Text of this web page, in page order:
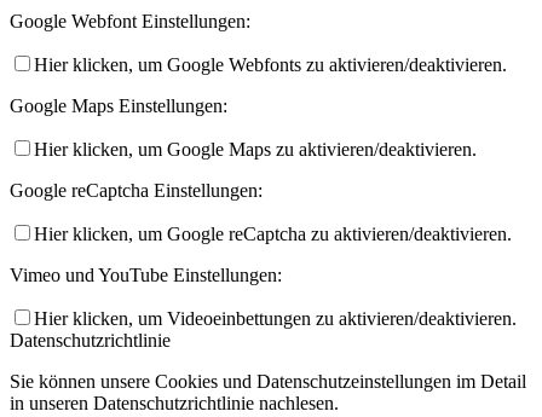
Google Webfont Einstellungen:
Hier klicken, um Google Webfonts zu aktivieren/deaktivieren.
Google Maps Einstellungen:
Hier klicken, um Google Maps zu aktivieren/deaktivieren.
Google reCaptcha Einstellungen:
Hier klicken, um Google reCaptcha zu aktivieren/deaktivieren.
Vimeo und YouTube Einstellungen:
Hier klicken, um Videoeinbettungen zu aktivieren/deaktivieren.
Datenschutzrichtlinie
Sie können unsere Cookies und Datenschutzeinstellungen im Detail
in unseren Datenschutzrichtlinie nachlesen.